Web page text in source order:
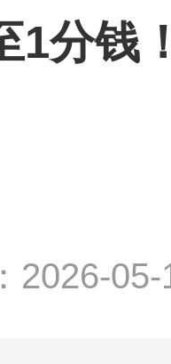
1分钱
2026-05-